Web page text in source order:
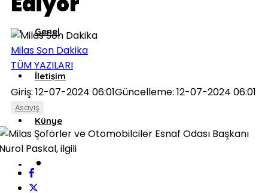
Genel
İletişim
Künye
Milas Son Dakika
TÜM YAZILARI
Giriş: 12-07-2024 06:01Güncelleme: 12-07-2024 06:01
Asayiş